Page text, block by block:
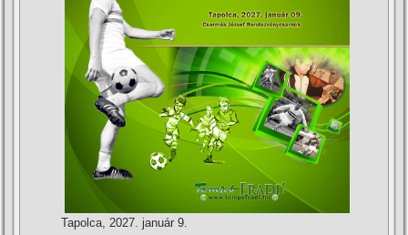
Tapolca, 2027. január 9.